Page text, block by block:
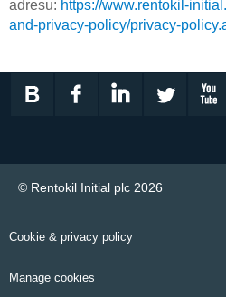
adresu: https://www.rentokil-
and-privacy-policy/privacy-
© Rentokil Initial plc 2026
Cookie & privacy policy
Manage cookies